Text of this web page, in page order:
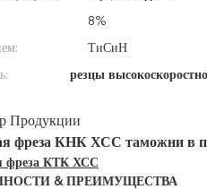
8%
ТиСиН
резцы
Продукции
фреза КНК ХСС таможни в
фреза КТК ХСС
& ПРЕИМУЩЕСТВА